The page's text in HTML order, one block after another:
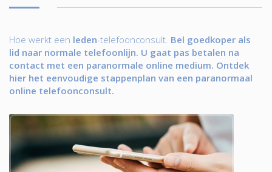
Hoe werkt een leden-telefoonconsult. Bel goedkoper als
lid naar normale telefoonlijn. U gaat pas betalen na
contact met een paranormale online medium. Ontdek
hier het eenvoudige stappenplan van een paranormaal
online telefoonconsult.